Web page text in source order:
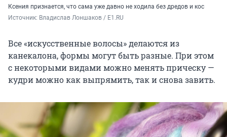
Ксения признается, что сама уже давно не ходила без дредов и кос
Источник: Владислав Лоншаков / E1.RU
Все «искусственные волосы» делаются из
канекалона, формы могут быть разные. При этом
с некоторыми видами можно менять прическу —
кудри можно как выпрямить, так и снова завить.